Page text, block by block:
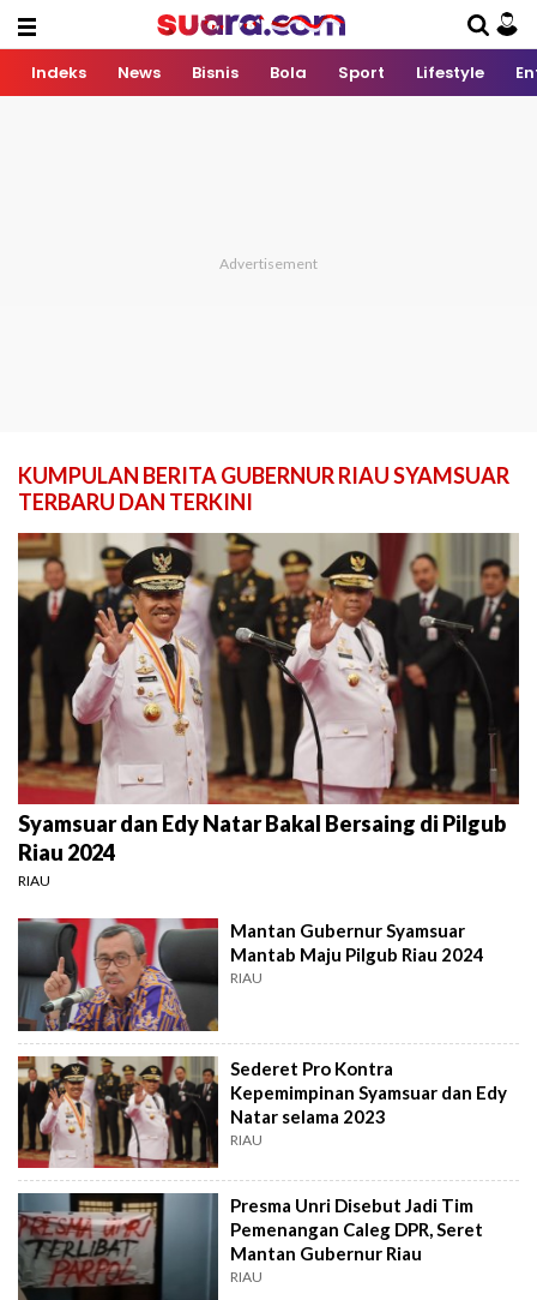
Indeks News Bisnis Bola Sport Lifestyle
KUMPULAN BERITA GUBERNUR RIAU SYAMSUAR
TERBARU DAN TERKINI
Syamsuar dan Edy Natar Bakal Bersaing di Pilgub
Riau 2024
RIAU
Mantan Gubernur Syamsuar
Mantab Maju Pilgub Riau 2024
RIAU
Sederet Pro Kontra
Kepemimpinan Syamsuar dan Edy
Natar selama 2023
RIAU
Presma Unri Disebut Jadi Tim
Pemenangan Caleg DPR, Seret
Mantan Gubernur Riau
RIAU